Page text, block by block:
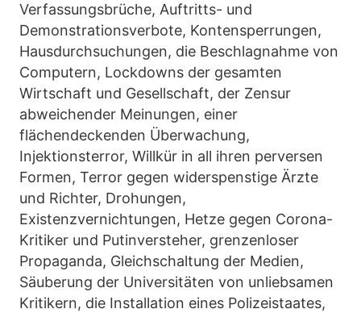
Verfassungsbrüche, Auftritts- und
Demonstrationsverbote, Kontensperrungen,
Hausdurchsuchungen, die Beschlagnahme von
Computern, Lockdowns der gesamten
Wirtschaft und Gesellschaft, der Zensur
abweichender Meinungen, einer
flächendeckenden Überwachung,
Injektionsterror, Willkür in all ihren perversen
Formen, Terror gegen widerspenstige Ärzte
und Richter, Drohungen,
Existenzvernichtungen, Hetze gegen Corona-
Kritiker und Putinversteher, grenzenloser
Propaganda, Gleichschaltung der Medien,
Säuberung der Universitäten von unliebsamen
Kritikern, die Installation eines Polizeistaates,